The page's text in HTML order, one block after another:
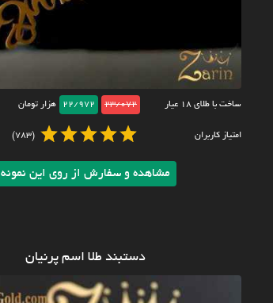
ساخت با طلای ۱۸ عیار 23/072
22/972 هزار تومان
امتیاز کاربران (783)
مشاهده و سفارش از روی این نمونه
دستبند طلا اسم پرنیان